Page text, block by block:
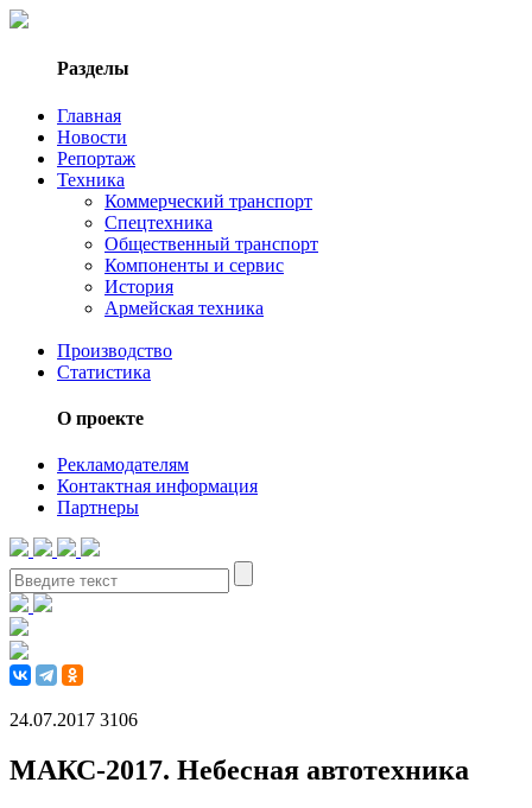
Разделы
Главная
Новости
Репортаж
Техника
Коммерческий транспорт
Спецтехника
Общественный транспорт
Компоненты и сервис
История
Армейская техника
Производство
Статистика
О проекте
Рекламодателям
Контактная информация
Партнеры
24.07.2017 3106
МАКС-2017. Небесная автотехника